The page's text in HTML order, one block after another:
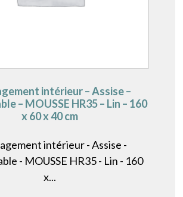
intérieur – Assise –
– MOUSSE HR35 – Lin – 160
x 60 x 40 cm
intérieur - Assise -
- MOUSSE HR35 - Lin - 160
x...